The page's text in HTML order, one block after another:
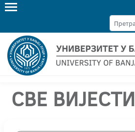
СВЕ ВИЈЕСТИ